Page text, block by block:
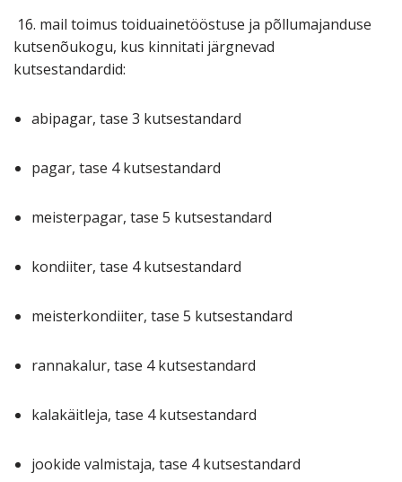
16. mail toimus toiduainetööstuse ja põllumajanduse
kutsenõukogu, kus kinnitati järgnevad
kutsestandardid:
abipagar, tase 3 kutsestandard
pagar, tase 4 kutsestandard
meisterpagar, tase 5 kutsestandard
kondiiter, tase 4 kutsestandard
meisterkondiiter, tase 5 kutsestandard
rannakalur, tase 4 kutsestandard
kalakäitleja, tase 4 kutsestandard
jookide valmistaja, tase 4 kutsestandard